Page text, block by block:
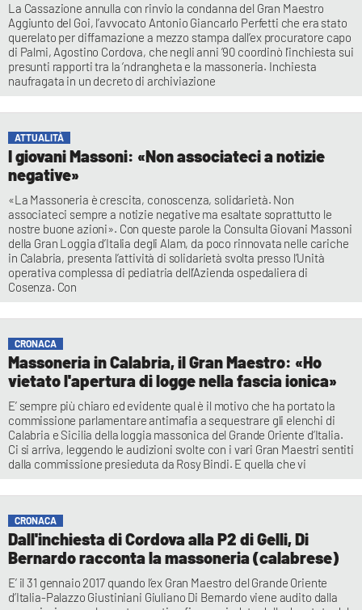
La Cassazione annulla con rinvio la condanna del Gran Maestro
Aggiunto del Goi, l’avvocato Antonio Giancarlo Perfetti che era stato
querelato per diffamazione a mezzo stampa dall’ex procuratore capo
di Palmi, Agostino Cordova, che negli anni ’90 coordinò l’inchiesta sui
presunti rapporti tra la ‘ndrangheta e la massoneria. Inchiesta
naufragata in un decreto di archiviazione
ATTUALITÀ
I giovani Massoni: «Non associateci a notizie
negative»
«La Massoneria è crescita, conoscenza, solidarietà. Non
associateci sempre a notizie negative ma esaltate soprattutto le
nostre buone azioni». Con queste parole la Consulta Giovani Massoni
della Gran Loggia d’Italia degli Alam, da poco rinnovata nelle cariche
in Calabria, presenta l’attività di solidarietà svolta presso l’Unità
operativa complessa di pediatria dell’Azienda ospedaliera di
Cosenza. Con
CRONACA
Massoneria in Calabria, il Gran Maestro: «Ho
vietato l'apertura di logge nella fascia ionica»
E’ sempre più chiaro ed evidente qual è il motivo che ha portato la
commissione parlamentare antimafia a sequestrare gli elenchi di
Calabria e Sicilia della loggia massonica del Grande Oriente d’Italia.
Ci si arriva, leggendo le audizioni svolte con i vari Gran Maestri sentiti
dalla commissione presieduta da Rosy Bindi. E quella che vi
CRONACA
Dall'inchiesta di Cordova alla P2 di Gelli, Di
Bernardo racconta la massoneria (calabrese)
E’ il 31 gennaio 2017 quando l’ex Gran Maestro del Grande Oriente
d’Italia-Palazzo Giustiniani Giuliano Di Bernardo viene audito dalla